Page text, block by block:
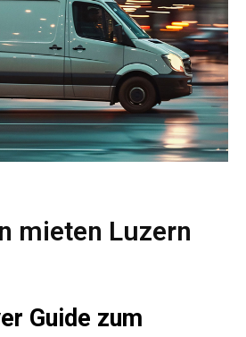
mieten Luzern
Guide zum